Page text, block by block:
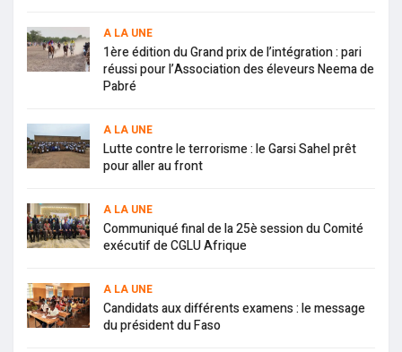
A LA UNE
1ère édition du Grand prix de l’intégration : pari
réussi pour l’Association des éleveurs Neema de
Pabré
A LA UNE
Lutte contre le terrorisme : le Garsi Sahel prêt
pour aller au front
A LA UNE
Communiqué final de la 25è session du Comité
exécutif de CGLU Afrique
A LA UNE
Candidats aux différents examens : le message
du président du Faso